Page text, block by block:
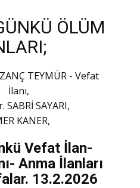
ÖLÜM
TEYMÜR - Vefat
İlanı,
SABRİ SAYARI,
KANER,
Vefat İlan-
Anma İlanları
13.2.2026